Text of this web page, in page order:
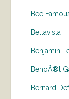
Bee
Bellavista
Benjamin
BenoÃ®t
Bernard